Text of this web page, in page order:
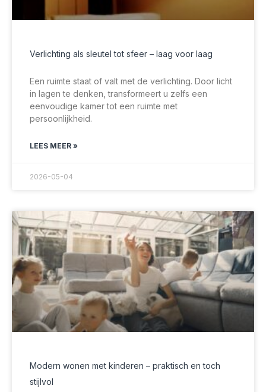
Verlichting als sleutel tot sfeer – laag voor laag
Een ruimte staat of valt met de verlichting. Door licht
in lagen te denken, transformeert u zelfs een
eenvoudige kamer tot een ruimte met
persoonlijkheid.
LEES MEER »
2026-05-04
Modern wonen met kinderen – praktisch en toch
stijlvol